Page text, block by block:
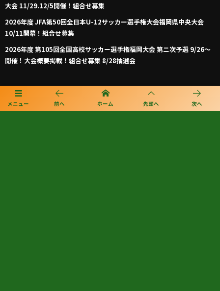
メニュー 前へ ホーム 先頭へ 次へ
大会 11/29.12/5開催！組合せ募集
2026年度 JFA第50回全日本U-12サッカー選手権大会福岡県中央大会
10/11開幕！組合せ募集
2026年度 第105回全国高校サッカー選手権福岡大会 第ニ次予選 9/26～
開催！大会概要掲載！組合せ募集 8/28抽選会
プライバシーポリシー